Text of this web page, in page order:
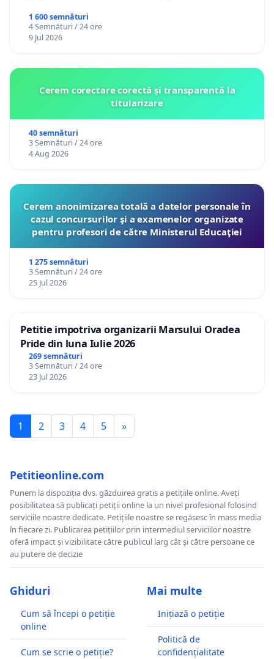
1 600 semnături
4 Semnături / 24 ore
9 Jul 2026
Cerem corectare corectă și transparentă la
titularizare
40 semnături
3 Semnături / 24 ore
4 Aug 2026
Cerem anonimizarea totală a datelor personale în
cazul concursurilor şi a examenelor organizate
pentru profesori de către Ministerul Educaţiei
1 275 semnături
3 Semnături / 24 ore
25 Jul 2026
Petitie impotriva organizarii Marsului Oradea
Pride din luna Iulie 2026
269 semnături
3 Semnături / 24 ore
23 Jul 2026
1 2 3 4 5 »
Petitieonline.com
Punem la dispoziția dvs. găzduirea gratis a petițiile online. Aveți
posibilitatea să publicați petiții online la un nivel profesional folosind
serviciile noastre dedicate. Petițiile noastre se regăsesc în mass media
în fiecare zi. Publicarea petițiilor prin intermediul serviciilor noastre
oferă impact și vizibilitate către publicul larg cât și către persoane ce
au putere de decizie
Ghiduri
Cum să începi o petiție
online
Cum se scrie o petiție?
Mai multe
Inițiază o petiție
Politică de
confidențialitate